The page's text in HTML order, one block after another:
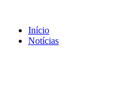
Início
Notícias